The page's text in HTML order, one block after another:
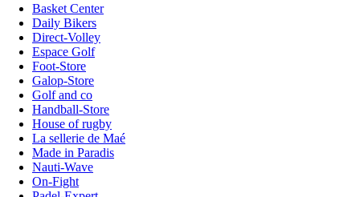
Basket Center
Daily Bikers
Direct-Volley
Espace Golf
Foot-Store
Galop-Store
Golf and co
Handball-Store
House of rugby
La sellerie de Maé
Made in Paradis
Nauti-Wave
On-Fight